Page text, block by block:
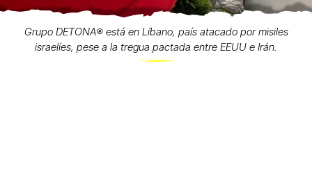
Grupo DETONA®️ está en Líbano, país atacado por misiles
israelíes, pese a la tregua pactada entre EEUU e Irán.